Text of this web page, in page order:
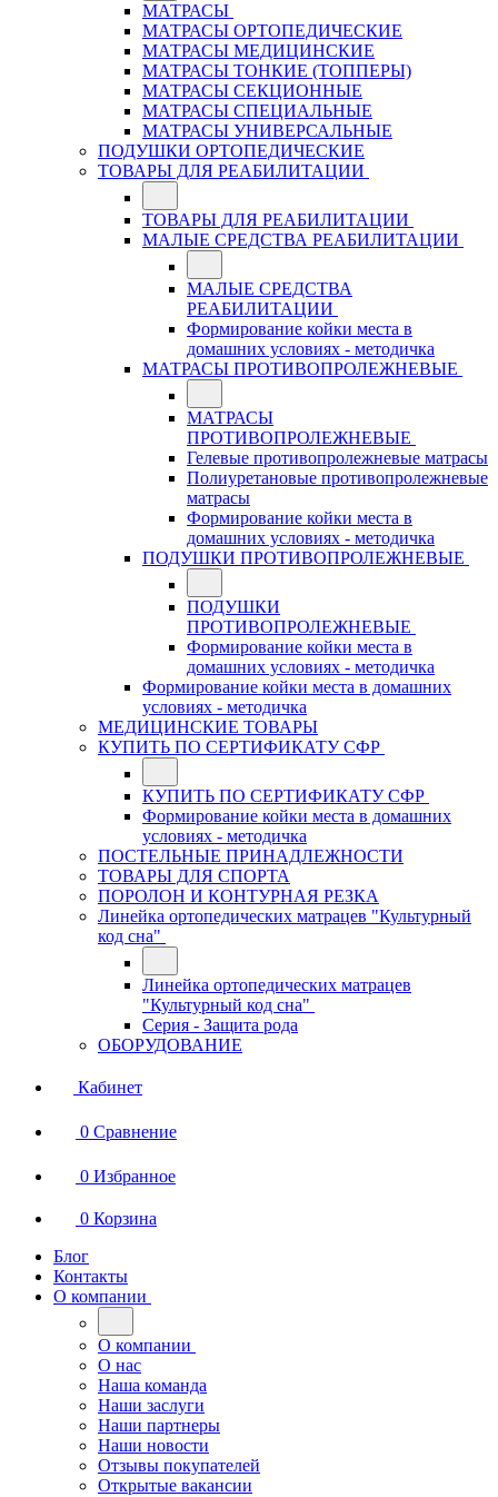
МАТРАСЫ
МАТРАСЫ ОРТОПЕДИЧЕСКИЕ
МАТРАСЫ МЕДИЦИНСКИЕ
МАТРАСЫ ТОНКИЕ (ТОППЕРЫ)
МАТРАСЫ СЕКЦИОННЫЕ
МАТРАСЫ СПЕЦИАЛЬНЫЕ
МАТРАСЫ УНИВЕРСАЛЬНЫЕ
ПОДУШКИ ОРТОПЕДИЧЕСКИЕ
ТОВАРЫ ДЛЯ РЕАБИЛИТАЦИИ
ТОВАРЫ ДЛЯ РЕАБИЛИТАЦИИ
МАЛЫЕ СРЕДСТВА РЕАБИЛИТАЦИИ
МАЛЫЕ СРЕДСТВА
РЕАБИЛИТАЦИИ
Формирование койки места в
домашних условиях - методичка
МАТРАСЫ ПРОТИВОПРОЛЕЖНЕВЫЕ
МАТРАСЫ
ПРОТИВОПРОЛЕЖНЕВЫЕ
Гелевые противопролежневые матрасы
Полиуретановые противопролежневые
матрасы
Формирование койки места в
домашних условиях - методичка
ПОДУШКИ ПРОТИВОПРОЛЕЖНЕВЫЕ
ПОДУШКИ
ПРОТИВОПРОЛЕЖНЕВЫЕ
Формирование койки места в
домашних условиях - методичка
Формирование койки места в домашних
условиях - методичка
МЕДИЦИНСКИЕ ТОВАРЫ
КУПИТЬ ПО СЕРТИФИКАТУ СФР
КУПИТЬ ПО СЕРТИФИКАТУ СФР
Формирование койки места в домашних
условиях - методичка
ПОСТЕЛЬНЫЕ ПРИНАДЛЕЖНОСТИ
ТОВАРЫ ДЛЯ СПОРТА
ПОРОЛОН И КОНТУРНАЯ РЕЗКА
Линейка ортопедических матрацев "Культурный
код сна"
Линейка ортопедических матрацев
"Культурный код сна"
Серия - Защита рода
ОБОРУДОВАНИЕ
Кабинет
0 Сравнение
0 Избранное
0 Корзина
Блог
Контакты
О компании
О компании
О нас
Наша команда
Наши заслуги
Наши партнеры
Наши новости
Отзывы покупателей
Открытые вакансии